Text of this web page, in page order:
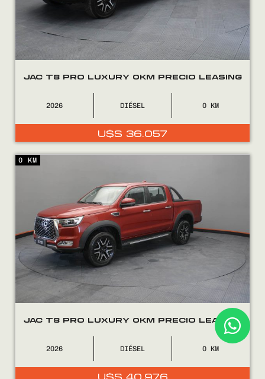
JAC T8 PRO LUXURY 0KM PRECIO LEASING
2026 DIÉSEL 0
U$S 36.057
JAC T8 PRO LUXURY 0KM PRECIO LEASING
2026 DIÉSEL 0
U$S 40.976
0 KM